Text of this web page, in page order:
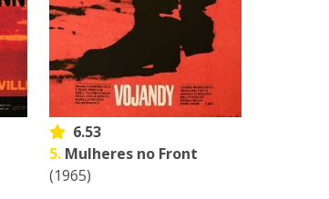
6.53
5. Mulheres no Front
(1965)